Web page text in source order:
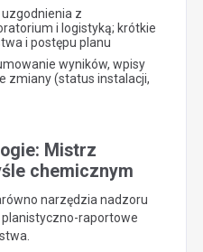
z
i logistyką; krótkie
i postępu planu
wyników, wpisy
zmiany (status instalacji,
Mistrz
chemicznym
narzędzia nadzoru
raportowe